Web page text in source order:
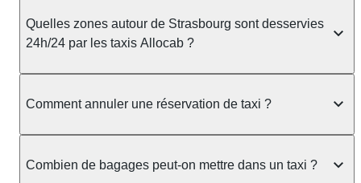
Quelles zones autour de Strasbourg sont desservies
24h/24 par les taxis Allocab ?
Strasbourg et dans les communes voisines :
Ostwald, Lingolsheim, Bischheim. Pour les courses
entre 22h et 6h, il est conseillé de réserver à
Comment annuler une réservation de taxi ?
allocab.com ou l'application, rubrique Mes
Combien de bagages peut-on mettre dans un taxi ?